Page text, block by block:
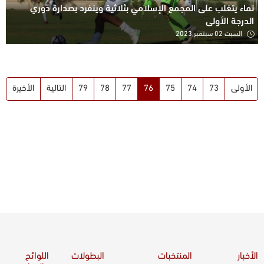
نماء يتغلب على المجمع الإسلامي بثلاثية وينفرد بصدارة دوري
الدرجة الأولى
السبت 02 سبتمبر,2023
الأولى 73
74
75
76
77
78
79 التالية الأخيرة
الأخبار المنتخبات البطولات
اللوائح